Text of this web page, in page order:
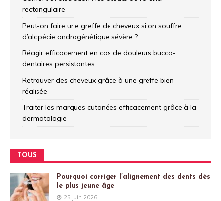
rectangulaire
Peut-on faire une greffe de cheveux si on souffre
d’alopécie androgénétique sévère ?
Réagir efficacement en cas de douleurs bucco-
dentaires persistantes
Retrouver des cheveux grâce à une greffe bien
réalisée
Traiter les marques cutanées efficacement grâce à la
dermatologie
TOUS
Pourquoi corriger l’alignement des dents dès
le plus jeune âge
25 juin 2026